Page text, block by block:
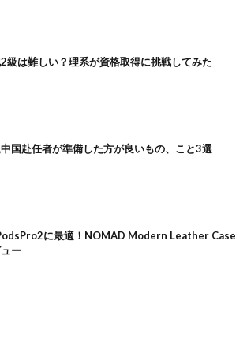
級は難しい？理系が資格取得に挑戦してみた
国赴任者が準備した方が良いもの、こと3選
に最適！NOMAD Modern Leather Case
ー